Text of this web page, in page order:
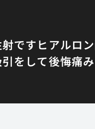
ですヒアルロ
をして後悔痛